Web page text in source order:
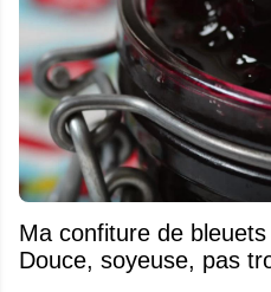
Ma confiture de
Douce, soyeuse, pas